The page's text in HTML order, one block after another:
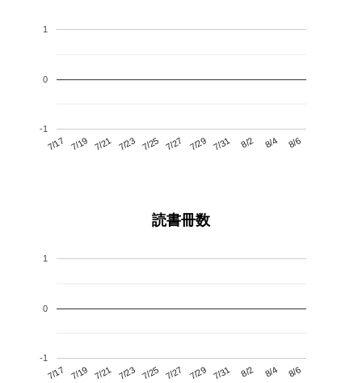
7/17 7/19 7/21 7/23 7/25 7/27 7/29 7/31 8/2 8/4 8/6
-1
0
1
読書冊数
7/17 7/19 7/21 7/23 7/25 7/27 7/29 7/31 8/2 8/4 8/6
-1
0
1